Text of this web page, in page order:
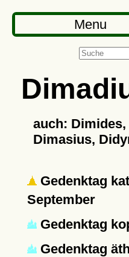
Menu
auch:
Dimasius,
Gedenktag
September
Gedenktag
Gedenktag